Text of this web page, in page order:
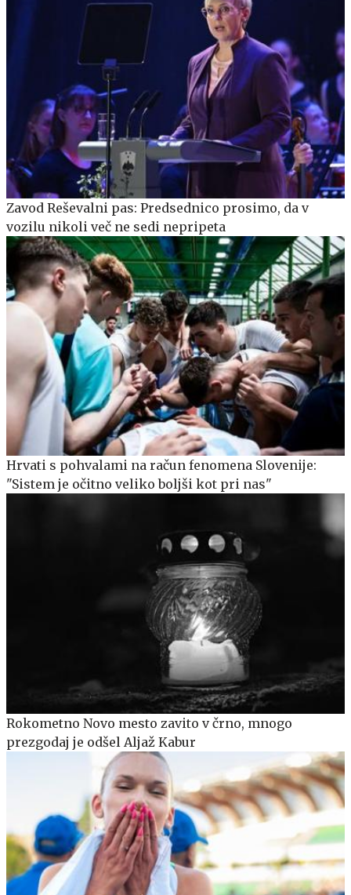
Zavod Reševalni pas: Predsednico prosimo, da v
vozilu nikoli več ne sedi nepripeta
Hrvati s pohvalami na račun fenomena Slovenije:
"Sistem je očitno veliko boljši kot pri nas"
Rokometno Novo mesto zavito v črno, mnogo
prezgodaj je odšel Aljaž Kabur